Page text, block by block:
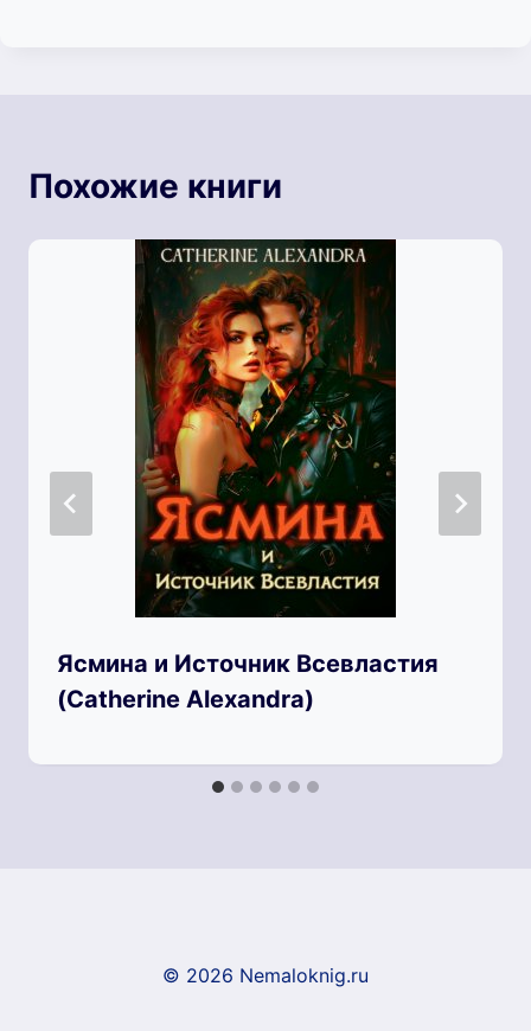
Похожие книги
Ясмина и Источник Всевластия
(Catherine Alexandra)
© 2026 Nemaloknig.ru